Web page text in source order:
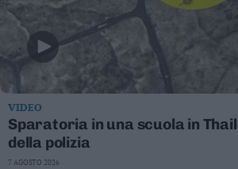
VIDEO
Sparatoria in una scuola in
della polizia
7 AGOSTO 2026